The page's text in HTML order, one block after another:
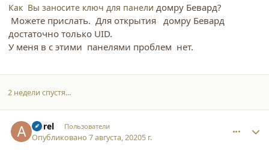
Как Вы заносите ключ для панели домру Бевард?
Можете прислать. Для открытия домру Бевард
достаточно только UID.
У меня в с этими панелями проблем нет.
2 недели спустя...
Aprel Пользователи
Опубликовано7 августа, 20205 г.